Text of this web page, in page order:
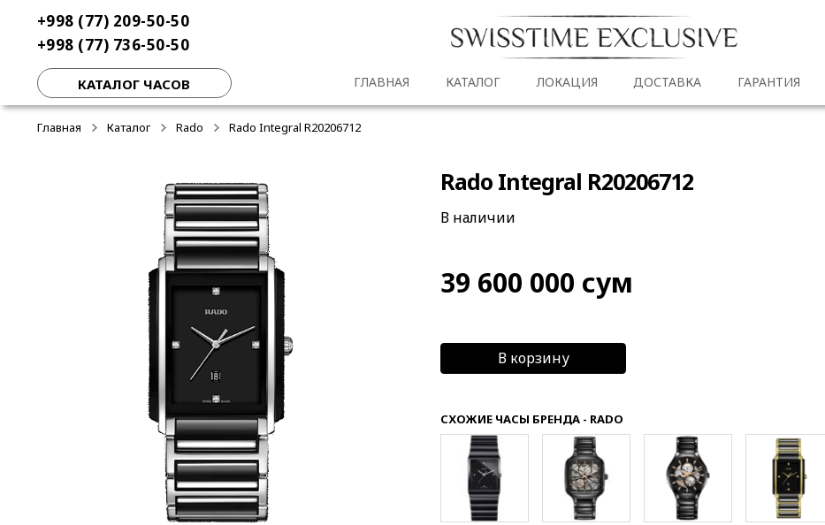
навигации
содержимому
+998 (77) 209-50-50
+998 (77) 736-50-50
КАТАЛОГ ЧАСОВ ГЛАВНАЯ КАТАЛОГ ЛОКАЦИЯ ДОСТАВКА ГАРАНТИЯ
Главная Каталог Rado Rado Integral R20206712
Rado Integral R20206712
В наличии
39 600 000 сум
В корзину
СХОЖИЕ ЧАСЫ БРЕНДА - RADO